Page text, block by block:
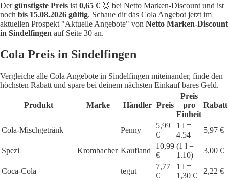
Dergünstigste Preis ist 0,65 € 🥇 bei Netto Marken-Discount und ist
noch bis 15.08.2026 gültig. Schaue dir das Cola Angebot jetzt im
aktuellen Prospekt "Aktuelle Angebote" von Netto Marken-Discount
in Sindelfingen auf Seite 30 an.
Cola Preis in Sindelfingen
Vergleiche alle Cola Angebote in Sindelfingen miteinander, finde den
höchsten Rabatt und spare bei deinem nächsten Einkauf bares Geld.
Produkt Marke Händler Preis
Preis
pro
Einheit
Rabatt
Cola-Mischgetränk Penny
5,99
€
1 l =
4.54
5,97 €
Spezi Krombacher Kaufland
10,99
€
(1 l =
1.10)
3,00 €
Coca-Cola tegut
7,77
€
1 l =
1,30 €
2,22 €